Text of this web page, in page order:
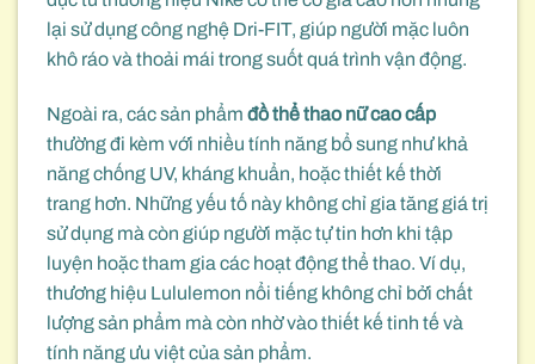
lại sử dụng công nghệ Dri-FIT, giúp người mặc luôn
khô ráo và thoải mái trong suốt quá trình vận động.
Ngoài ra, các sản phẩm đồ thể thao nữ cao cấp
thường đi kèm với nhiều tính năng bổ sung như khả
năng chống UV, kháng khuẩn, hoặc thiết kế thời
trang hơn. Những yếu tố này không chỉ gia tăng giá trị
sử dụng mà còn giúp người mặc tự tin hơn khi tập
luyện hoặc tham gia các hoạt động thể thao. Ví dụ,
thương hiệu Lululemon nổi tiếng không chỉ bởi chất
lượng sản phẩm mà còn nhờ vào thiết kế tinh tế và
tính năng ưu việt của sản phẩm.